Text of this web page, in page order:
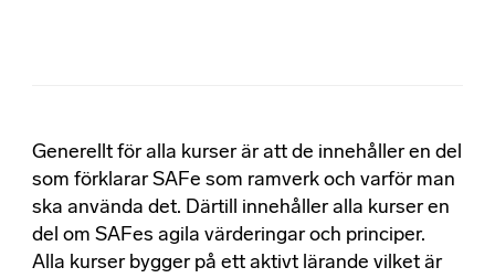
Generellt för alla kurser är att de innehåller en del
som förklarar SAFe som ramverk och varför man
ska använda det. Därtill innehåller alla kurser en
del om SAFes agila värderingar och principer.
Alla kurser bygger på ett aktivt lärande vilket är